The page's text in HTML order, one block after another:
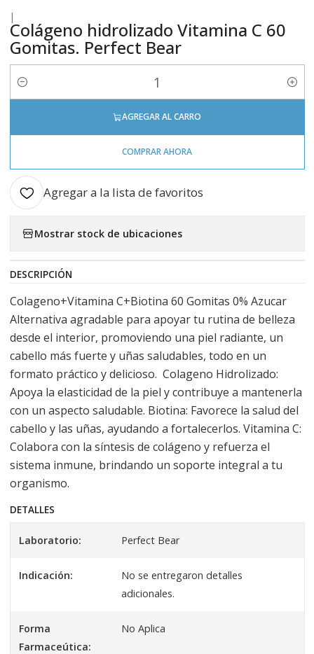
|
Colágeno hidrolizado Vitamina C 60
Gomitas. Perfect Bear
Cantidad
AGREGAR AL CARRO
COMPRAR AHORA
Agregar a la lista de favoritos
Mostrar stock de ubicaciones
DESCRIPCIÓN
Colageno+Vitamina C+Biotina 60 Gomitas 0% Azucar
Alternativa agradable para apoyar tu rutina de belleza
desde el interior, promoviendo una piel radiante, un
cabello más fuerte y uñas saludables, todo en un
formato práctico y delicioso. Colageno Hidrolizado:
Apoya la elasticidad de la piel y contribuye a mantenerla
con un aspecto saludable. Biotina: Favorece la salud del
cabello y las uñas, ayudando a fortalecerlos. Vitamina C:
Colabora con la síntesis de colágeno y refuerza el
sistema inmune, brindando un soporte integral a tu
organismo.
DETALLES
Laboratorio: Perfect Bear
Indicación:
No se entregaron detalles
adicionales.
Forma
Farmaceútica:
No Aplica